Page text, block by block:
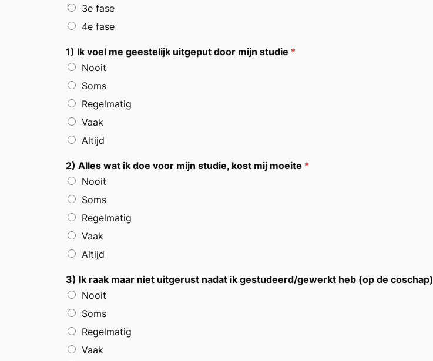
3e fase
4e fase
1) Ik voel me geestelijk uitgeput door mijn studie *
Nooit
Soms
Regelmatig
Vaak
Altijd
2) Alles wat ik doe voor mijn studie, kost mij moeite *
Nooit
Soms
Regelmatig
Vaak
Altijd
3) Ik raak maar niet uitgerust nadat ik gestudeerd/gewerkt heb (op de coschap)
Nooit
Soms
Regelmatig
Vaak